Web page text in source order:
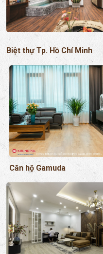
Biệt thự Tp. Hồ Chí Minh
Căn hộ Gamuda
Park 6 -Times City